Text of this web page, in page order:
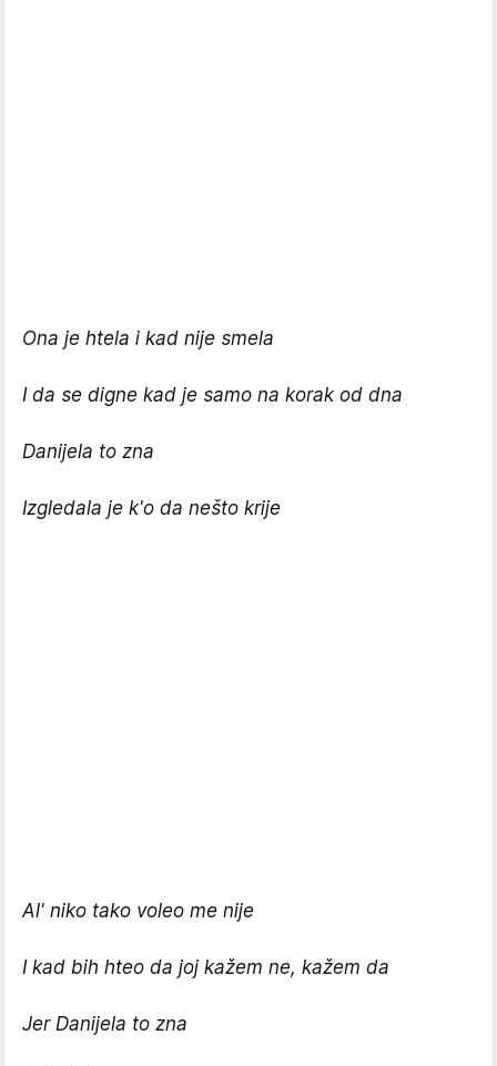
Ona je htela i kad nije smela
I da se digne kad je samo na korak od dna
Danijela to zna
Izgledala je k'o da nešto krije
Al' niko tako voleo me nije
I kad bih hteo da joj kažem ne, kažem da
Jer Danijela to zna